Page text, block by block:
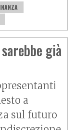
già
a
sul futuro